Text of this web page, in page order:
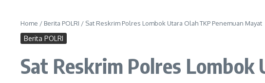
Home / Berita POLRI / Sat Reskrim Polres Lombok Utara Olah TKP Penemuan Mayat
Berita POLRI
Sat Reskrim Polres Lombok